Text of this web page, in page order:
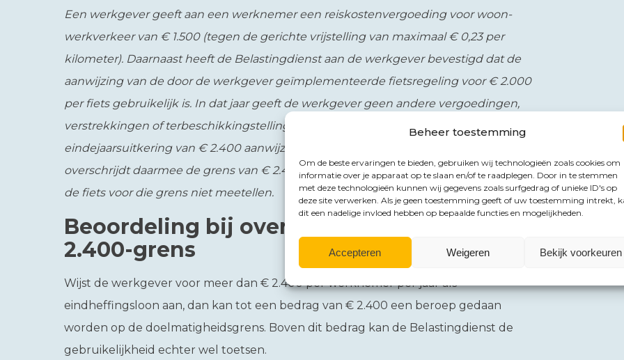
Beheer toestemming
Om de beste ervaringen te bieden, gebruiken wij technologieën zoals cookies om
informatie over je apparaat op te slaan en/of te raadplegen. Door in te stemmen
met deze technologieën kunnen wij gegevens zoals surfgedrag of unieke ID's op
deze site verwerken. Als je geen toestemming geeft of uw toestemming intrekt,
dit een nadelige invloed hebben op bepaalde functies en mogelijkheden.
Accepteren Weigeren Bekijk voorkeuren
Een werkgever geeft aan een werknemer een reiskostenvergoeding voor woon-
werkverkeer van € 1.500 (tegen de gerichte vrijstelling van maximaal € 0,23 per
kilometer). Daarnaast heeft de Belastingdienst aan de werkgever bevestigd dat de
aanwijzing van de door de werkgever geïmplementeerde fietsregeling voor € 2.000
per fiets gebruikelijk is. In dat jaar geeft de werkgever geen andere vergoedingen,
verstrekkingen of terbeschikkingstellingen. In december wil de werkgever een
eindejaarsuitkering van € 2.400 aanwijzen als eindheffingsloon. De werkgever
overschrijdt daarmee de grens van € 2.400 niet omdat de reiskostenvergoeding en
de fiets voor die grens niet meetellen.
Beoordeling bij overschrijding van €
2.400-grens
Wijst de werkgever voor meer dan € 2.400 per werknemer per jaar als
eindheffingsloon aan, dan kan tot een bedrag van € 2.400 een beroep gedaan
worden op de doelmatigheidsgrens. Boven dit bedrag kan de Belastingdienst de
gebruikelijkheid echter wel toetsen.